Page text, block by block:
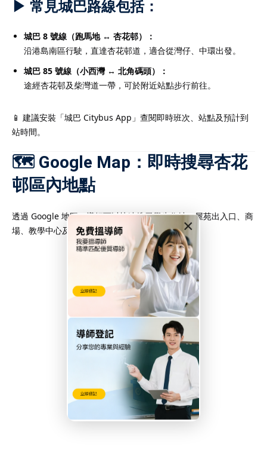
×
▶ 常見城巴路線包括：
城巴 8 號線（跑馬地 ↔ 杏花邨）：
沿港島南區行駛，直達杏花邨道，適合從灣仔、中環出發。
城巴 85 號線（小西灣 ↔ 北角碼頭）：
途經杏花邨及柴灣道一帶，可於附近站點步行前往。
📱 建議安裝「城巴 Citybus App」查閱即時班次、站點及預計到
站時間。
🗺️ Google Map：即時搜尋杏花
邨區內地點
透過 Google 地圖，導師可以快速搜尋學生住址、屋苑出入口、商
場、教學中心及最佳步行路線。